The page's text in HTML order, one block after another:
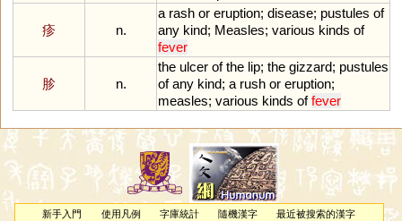
疹 n.
a rash or eruption; disease; pustules of
any kind; Measles; various kinds of
fever
胗 n.
the ulcer of the lip; the gizzard; pustules
of any kind; a rush or eruption;
measles; various kinds of fever
新手入門 使用凡例 字庫統計 隨機漢字
最近被搜索的漢字